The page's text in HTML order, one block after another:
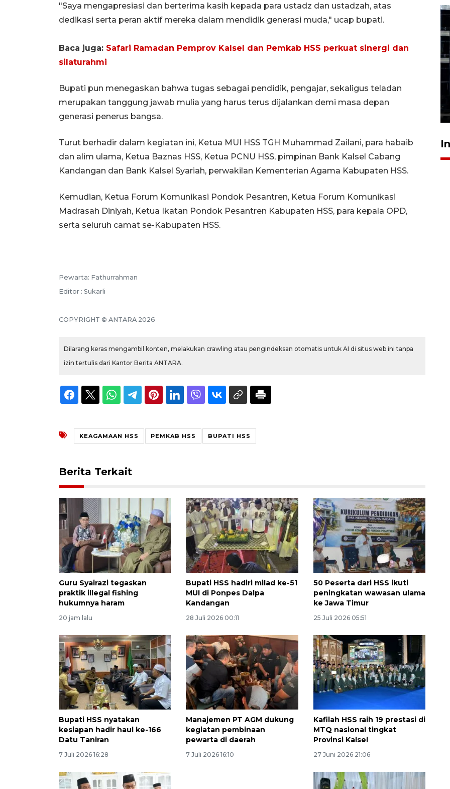
"Saya mengapresiasi dan berterima kasih kepada para ustadz dan ustadzah, atas
dedikasi serta peran aktif mereka dalam mendidik generasi muda," ucap bupati.
Baca juga: Safari Ramadan Pemprov Kalsel dan Pemkab HSS perkuat sinergi dan
silaturahmi
Bupati pun menegaskan bahwa tugas sebagai pendidik, pengajar, sekaligus teladan
merupakan tanggung jawab mulia yang harus terus dijalankan demi masa depan
generasi penerus bangsa.
Turut berhadir dalam kegiatan ini, Ketua MUI HSS TGH Muhammad Zailani, para habaib
dan alim ulama, Ketua Baznas HSS, Ketua PCNU HSS, pimpinan Bank Kalsel Cabang
Kandangan dan Bank Kalsel Syariah, perwakilan Kementerian Agama Kabupaten HSS.
Kemudian, Ketua Forum Komunikasi Pondok Pesantren, Ketua Forum Komunikasi
Madrasah Diniyah, Ketua Ikatan Pondok Pesantren Kabupaten HSS, para kepala OPD,
serta seluruh camat se-Kabupaten HSS.
Pewarta: Fathurrahman
Editor : Sukarli
COPYRIGHT © ANTARA 2026
Dilarang keras mengambil konten, melakukan crawling atau pengindeksan otomatis untuk AI di situs web ini tanpa
izin tertulis dari Kantor Berita ANTARA.
KEAGAMAAN HSS PEMKAB HSS BUPATI HSS
Berita Terkait
Guru Syairazi tegaskan
praktik illegal fishing
hukumnya haram
20 jam lalu
Bupati HSS hadiri milad ke-51
MUI di Ponpes Dalpa
Kandangan
28 Juli 2026 00:11
50 Peserta dari HSS ikuti
peningkatan wawasan ulama
ke Jawa Timur
25 Juli 2026 05:51
Bupati HSS nyatakan
kesiapan hadir haul ke-166
Datu Taniran
7 Juli 2026 16:28
Manajemen PT AGM dukung
kegiatan pembinaan
pewarta di daerah
7 Juli 2026 16:10
Kafilah HSS raih 19 prestasi di
MTQ nasional tingkat
Provinsi Kalsel
27 Juni 2026 21:06
Pendidikan Kesetaraan
Bagian 1
30 Juli 2026 17:51